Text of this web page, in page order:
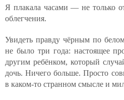
Я плакала часами — не только
облегчения.
Увидеть правду чёрным по
не было три года: настоящее
другим ребёнком, который
дочь. Ничего больше. Просто
в каком-то странном смысле и